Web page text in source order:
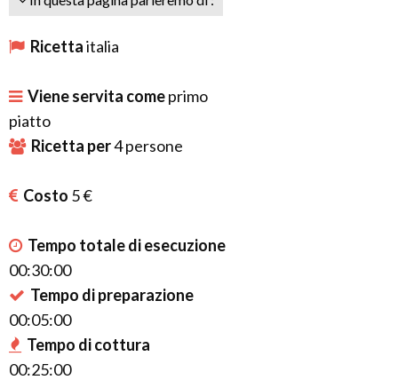
Ricettaitalia
Viene servita comeprimo
piatto
Ricetta per4persone
Costo 5 €
Tempo totale di esecuzione
00:30:00
Tempo di preparazione
00:05:00
Tempo di cottura
00:25:00